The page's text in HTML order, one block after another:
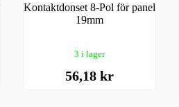
Kontaktdonset 8-Pol för panel
19mm
3 i lager
56,18 kr